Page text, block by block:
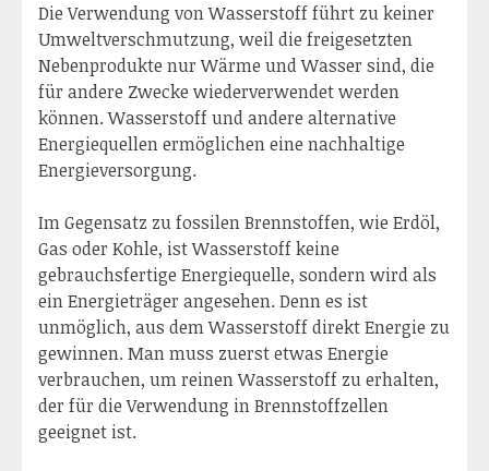
Die Verwendung von Wasserstoff führt zu keiner
Umweltverschmutzung, weil die freigesetzten
Nebenprodukte nur Wärme und Wasser sind, die
für andere Zwecke wiederverwendet werden
können. Wasserstoff und andere alternative
Energiequellen ermöglichen eine nachhaltige
Energieversorgung.
Im Gegensatz zu fossilen Brennstoffen, wie Erdöl,
Gas oder Kohle, ist Wasserstoff keine
gebrauchsfertige Energiequelle, sondern wird als
ein Energieträger angesehen. Denn es ist
unmöglich, aus dem Wasserstoff direkt Energie zu
gewinnen. Man muss zuerst etwas Energie
verbrauchen, um reinen Wasserstoff zu erhalten,
der für die Verwendung in Brennstoffzellen
geeignet ist.